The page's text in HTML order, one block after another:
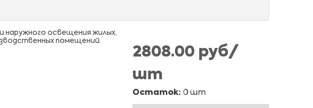
наружного освещения жилых,
помещений.
2808.00 руб/
шт
Остаток: 0 шт